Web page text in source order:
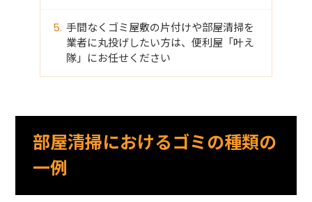
手間なくゴミ屋敷の片付けや部屋清掃を
業者に丸投げしたい方は、便利屋「叶え
隊」にお任せください
部屋清掃におけるゴミの種類の
一例